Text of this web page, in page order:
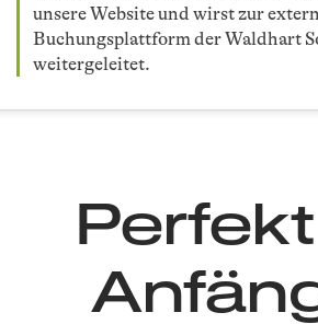
unsere Website und wirst zur
Buchungsplattform der Waldhart
weitergeleitet.